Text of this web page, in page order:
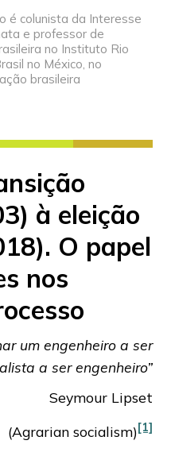
é colunista da Interesse
e professor de
no Instituto Rio
no México, no
brasileira
à eleição
O papel
nos
um engenheiro a ser
a ser engenheiro”
Seymour Lipset
(Agrarian socialism)[1]